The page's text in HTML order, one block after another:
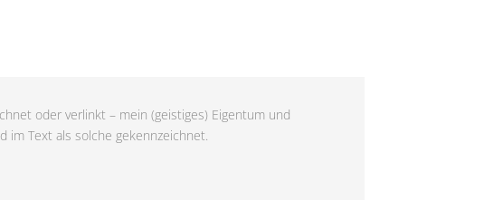
oder verlinkt – mein (geistiges) Eigentum und
Text als solche gekennzeichnet.